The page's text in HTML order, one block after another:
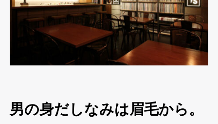
男の身だしなみは眉毛から。